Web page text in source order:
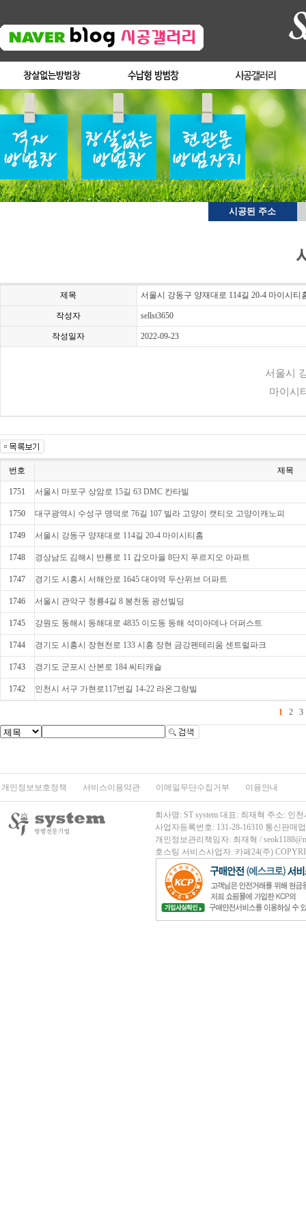
시공된 주소
제목 서울시 강동구 양재대로 114길 20-4 마이시티
작성자 sellst3650
작성일자 2022-09-23
서울시
마이시
번호 제목
1751 서울시 마포구 상암로 15길 63 DMC 칸타빌
1750 대구광역시 수성구 명덕로 76길 107 빌라 고양이 캣티오 고양이캐노피
1749 서울시 강동구 양재대로 114길 20-4 마이시티홈
1748 경상남도 김해시 반룡로 11 갑오마을 8단지 푸르지오 아파트
1747 경기도 시흥시 서해안로 1645 대야역 두산위브 더파트
1746 서울시 관악구 청룡4길 8 봉천동 광선빌딩
1745 강원도 동해시 동해대로 4835 이도동 동해 석미아데나 더퍼스트
1744 경기도 시흥시 장현천로 133 시흥 장현 금강펜테리움 센트럴파크
1743 경기도 군포시 산본로 184 씨티캐슬
1742 인천시 서구 가현로117번길 14-22 라온그랑빌
1 2 3
개인정보보호정책 서비스이용약관 이메일무단수집거부 이용안내
회사명: ST system 대표: 최재혁 주소: 인
사업자등록번호: 131-28-16310 통신판매
개인정보관리책임자: 최재혁 /
호스팅 서비스사업자: 카페24(주)